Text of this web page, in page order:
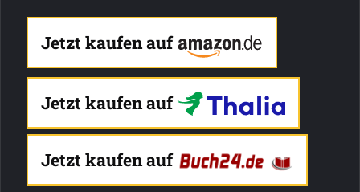
Jetzt kaufen auf
Jetzt kaufen auf
Jetzt kaufen auf